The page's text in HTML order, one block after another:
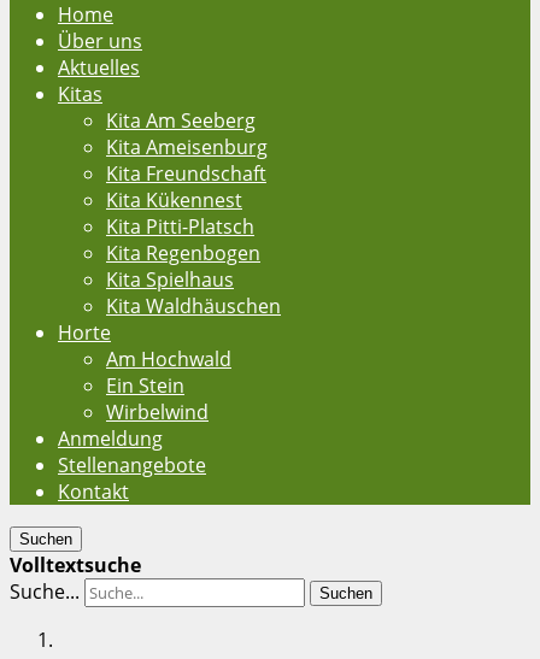
Home
Über uns
Aktuelles
Kitas
Kita Am Seeberg
Kita Ameisenburg
Kita Freundschaft
Kita Kükennest
Kita Pitti-Platsch
Kita Regenbogen
Kita Spielhaus
Kita Waldhäuschen
Horte
Am Hochwald
Ein Stein
Wirbelwind
Anmeldung
Stellenangebote
Kontakt
Suchen
Volltextsuche
Suche...
Suchen